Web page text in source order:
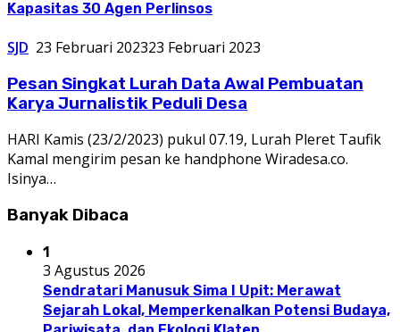
Kapasitas 30 Agen Perlinsos
SJD 23 Februari 202323 Februari 2023
Pesan Singkat Lurah Data Awal Pembuatan
Karya Jurnalistik Peduli Desa
HARI Kamis (23/2/2023) pukul 07.19, Lurah Pleret Taufik
Kamal mengirim pesan ke handphone Wiradesa.co.
Isinya…
Banyak Dibaca
1
3 Agustus 2026
Sendratari Manusuk Sima I Upit: Merawat
Sejarah Lokal, Memperkenalkan Potensi Budaya,